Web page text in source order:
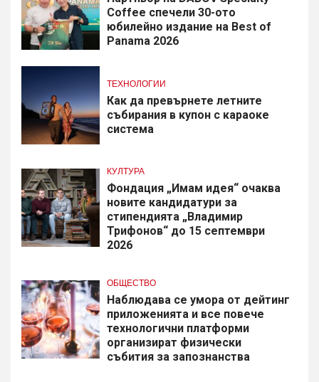
Coffee спечели 30-ото
юбилейно издание на Best of
Panama 2026
ТЕХНОЛОГИИ
Как да превърнете летните
събирания в купон с караоке
система
КУЛТУРА
Фондация „Имам идея“ очаква
новите кандидатури за
стипендията „Владимир
Трифонов“ до 15 септември
2026
ОБЩЕСТВО
Наблюдава се умора от дейтинг
приложенията и все повече
технологични платформи
организират физически
събития за запознанства